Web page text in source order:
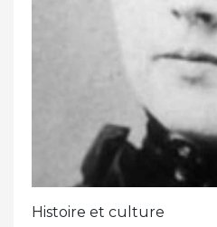
Histoire et culture